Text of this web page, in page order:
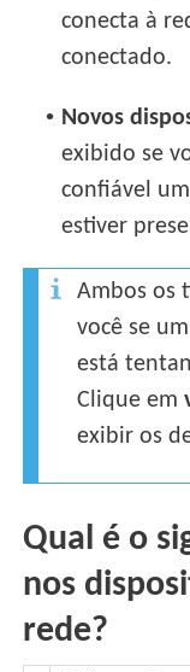
conecta à
conectado.
• Novos
exibido se
confiável
estiver
Ambos os
você se
está
Clique em
exibir os
Qual é o
nos
rede?